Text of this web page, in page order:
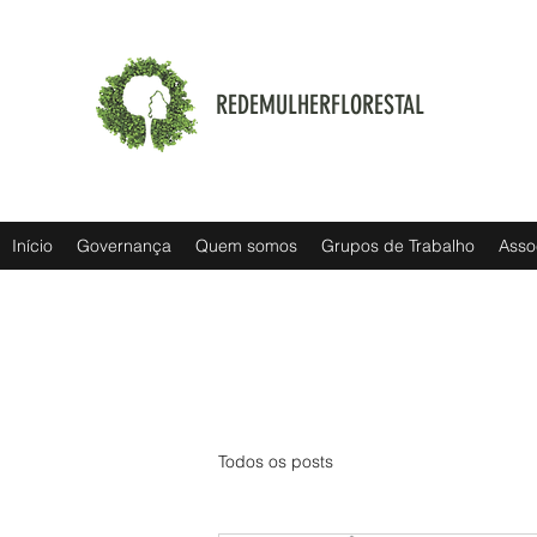
REDEMULHERFLORESTAL
Início Governança Quem somos Grupos de Trabalho
Todos os posts